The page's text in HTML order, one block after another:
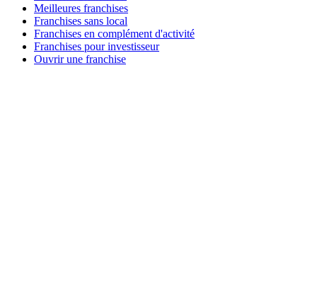
Meilleures franchises
Franchises sans local
Franchises en complément d'activité
Franchises pour investisseur
Ouvrir une franchise